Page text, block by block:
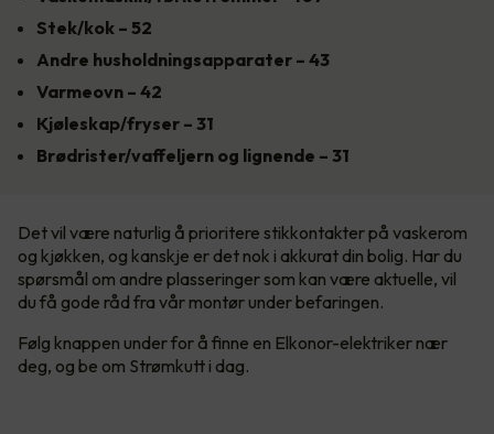
Stek/kok – 52
Andre husholdningsapparater – 43
Varmeovn – 42
Kjøleskap/fryser – 31
Brødrister/vaffeljern og lignende – 31
Det vil være naturlig å prioritere stikkontakter på vaskerom
og kjøkken, og kanskje er det nok i akkurat din bolig. Har du
spørsmål om andre plasseringer som kan være aktuelle, vil
du få gode råd fra vår montør under befaringen.
Følg knappen under for å finne en Elkonor-elektriker nær
deg, og be om Strømkutt i dag.